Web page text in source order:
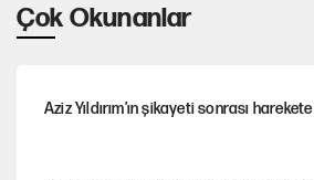
Çok Okunanlar
Aziz Yıldırım’ın şikayeti sonrası